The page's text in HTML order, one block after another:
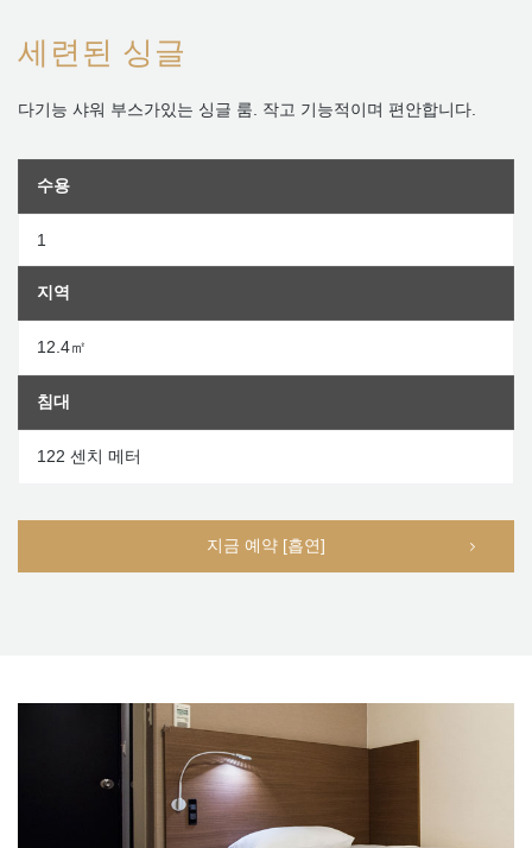
세련된 싱글
다기능 샤워 부스가있는 싱글 룸. 작고 기능적이며 편안합니다.
수용
1
지역
12.4㎡
침대
122 센치 메터
지금 예약 [흡연]